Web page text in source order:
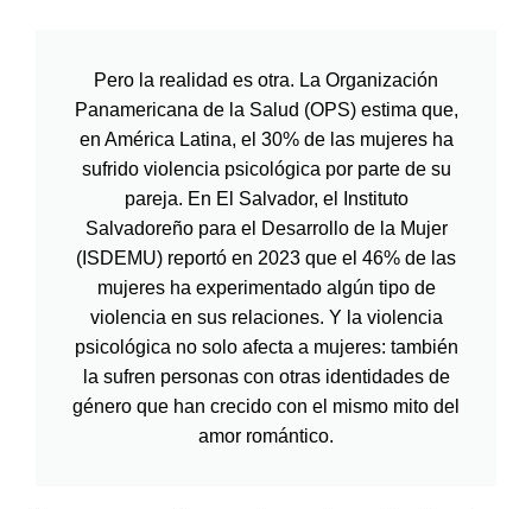
Pero la realidad es otra. La Organización
Panamericana de la Salud (OPS) estima que,
en América Latina, el 30% de las mujeres ha
sufrido violencia psicológica por parte de su
pareja. En El Salvador, el Instituto
Salvadoreño para el Desarrollo de la Mujer
(ISDEMU) reportó en 2023 que el 46% de las
mujeres ha experimentado algún tipo de
violencia en sus relaciones. Y la violencia
psicológica no solo afecta a mujeres: también
la sufren personas con otras identidades de
género que han crecido con el mismo mito del
amor romántico.